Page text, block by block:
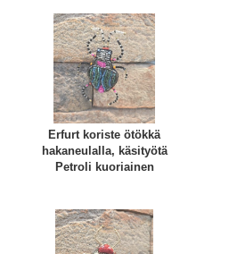
Erfurt koriste ötökkä
hakaneulalla, käsityötä
Petroli kuoriainen